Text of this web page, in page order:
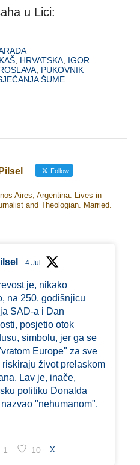
u Lici:
HRVATSKA IGOR
PUKOVNIK
ŠUME
Follow
Aires, Argentina. Lives in
and Theologian. Married.
4 Jul
je, nikako
na 250. godišnjicu
SAD-a i Dan
posjetio otok
simbolu, jer ga se
Europe" za sve
život prelaskom
Lav je, inače,
politiku Donalda
"nehumanom".
1 10 X